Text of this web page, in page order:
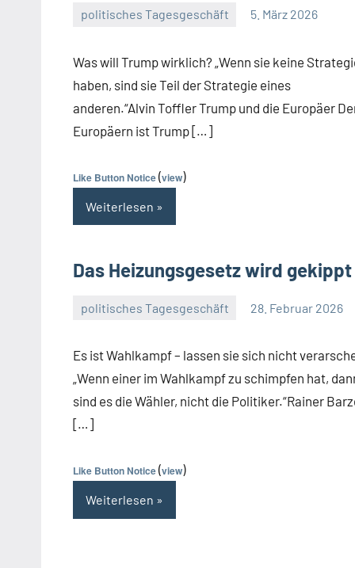
politisches Tagesgeschäft 5. März 2026
Guetti
Ein
Was will Trump wirklich? „Wenn sie keine
haben, sind sie Teil der Strategie eines
anderen.“Alvin Toffler Trump und die Europäer
Europäern ist Trump […]
Like Button Notice(view)
Weiterlesen
Das Heizungsgesetz wird gekippt
politisches Tagesgeschäft 28. Februar 2026
Guetti
Keine
Es ist Wahlkampf – lassen sie sich nicht
„Wenn einer im Wahlkampf zu schimpfen hat,
sind es die Wähler, nicht die Politiker.“Rainer
[…]
Like Button Notice(view)
Weiterlesen